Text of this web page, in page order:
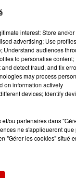
interest: Store and/or
advertising; Use
Understand audiences
to personalise content;
detect fraud, and fix
may process
on information actively
devices; Identify
ou partenaires dans
ne s'appliqueront que
"Gérer les cookies" situé